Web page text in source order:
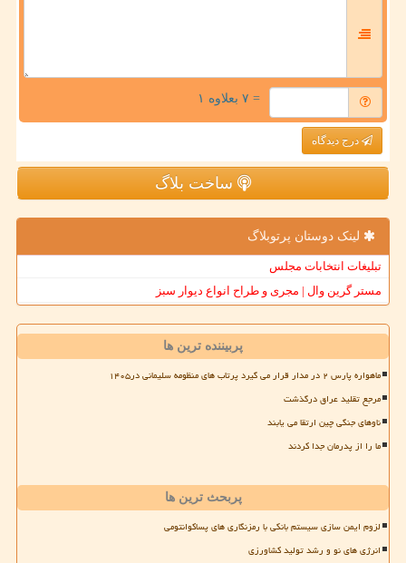
= ۷ بعلاوه ۱
درج دیدگاه
ساخت بلاگ
لینک دوستان پرتوبلاگ
تبلیغات انتخابات مجلس
مستر گرین وال | مجری و طراح انواع دیوار سبز
پربیننده ترین ها
ماهواره پارس ۲ در مدار قرار می گیرد پرتاب های منظومه سلیمانی در۱۴۰۵
مرجع تقلید عراق درگذشت
ناوهای جنگی چین ارتقا می یابند
ما را از پدرمان جدا کردند
پربحث ترین ها
لزوم ایمن سازی سیستم بانکی با رمزنگاری های پساکوانتومی
انرژی های نو و رشد تولید کشاورزی